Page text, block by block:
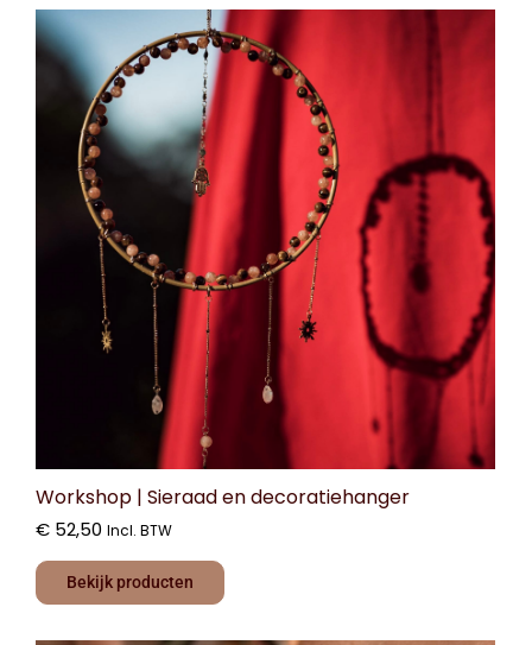
Workshop | Sieraad en decoratiehanger
€ 52,50 Incl. BTW
Bekijk producten